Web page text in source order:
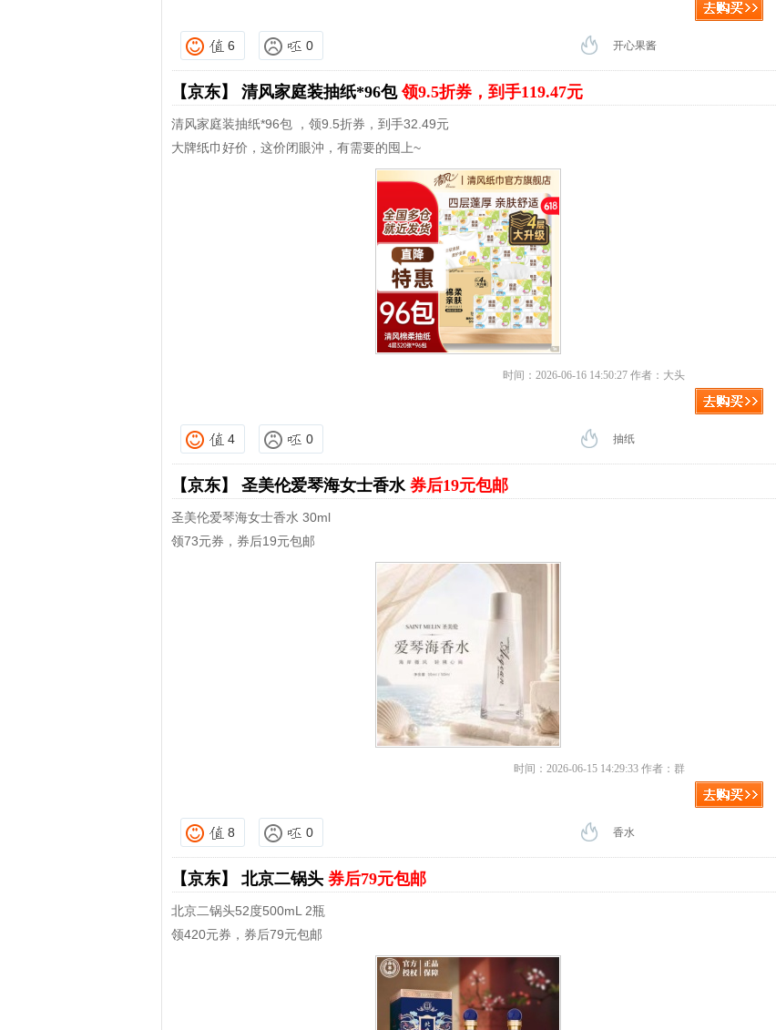
6 0 开心果酱
【京东】 清风家庭装抽纸*96包领9.5折券，到手119.47元
清风家庭装抽纸*96包 ，领9.5折券，到手32.49元
大牌纸巾好价，这价闭眼沖，有需要的囤上~
时间：2026-06-16 14:50:27 作者：大头
4 0 抽纸
【京东】 圣美伦爱琴海女士香水 券后19元包邮
圣美伦爱琴海女士香水 30ml
领73元券，券后19元包邮
时间：2026-06-15 14:29:33 作者：群
8 0 香水
【京东】 北京二锅头 券后79元包邮
北京二锅头52度500mL 2瓶
领420元券，券后79元包邮